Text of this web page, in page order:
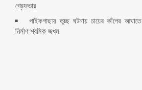
গ্রেফতার
পাইকগাছায় তুচ্ছ ঘটনায় চায়ের কাঁপের আঘাতে
নির্মাণ শ্রমিক জখম